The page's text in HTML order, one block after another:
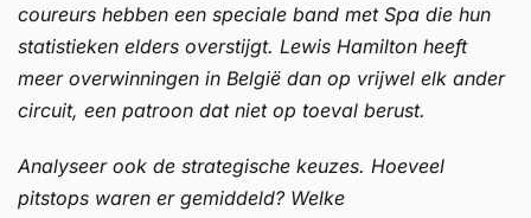
coureurs hebben een speciale band met Spa die hun
statistieken elders overstijgt. Lewis Hamilton heeft
meer overwinningen in België dan op vrijwel elk ander
circuit, een patroon dat niet op toeval berust.
Analyseer ook de strategische keuzes. Hoeveel
pitstops waren er gemiddeld? Welke